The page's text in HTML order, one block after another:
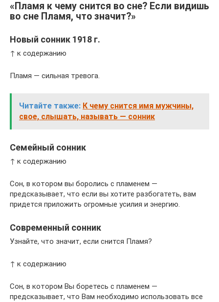
«Пламя к чему снится во сне? Если видишь
во сне Пламя, что значит?»
Новый сонник 1918 г.
↑ к содержанию
Пламя — сильная тревога.
Читайте также: К чему снится имя мужчины,
свое, слышать, называть — сонник
Семейный сонник
↑ к содержанию
Сон, в котором вы боролись с пламенем —
предсказывает, что если вы хотите разбогатеть, вам
придется приложить огромные усилия и энергию.
Современный сонник
Узнайте, что значит, если снится Пламя?
↑ к содержанию
Сон, в котором Вы боретесь с пламенем —
предсказывает, что Вам необходимо использовать все